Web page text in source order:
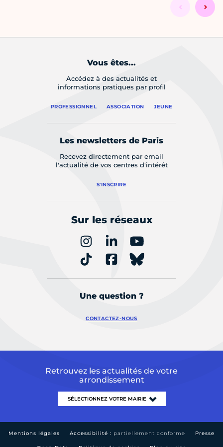
Vous êtes...
Accédez à des actualités et
informations pratiques par profil
PROFESSIONNEL ASSOCIATION JEUNE
Les newsletters de Paris
Recevez directement par email
l'actualité de vos centres d'intérêt
S'INSCRIRE
Sur les réseaux
Une question ?
CONTACTEZ-NOUS
Retrouvez les actualités de votre
arrondissement
Mentions légales Accessibilité : partiellement conforme Presse